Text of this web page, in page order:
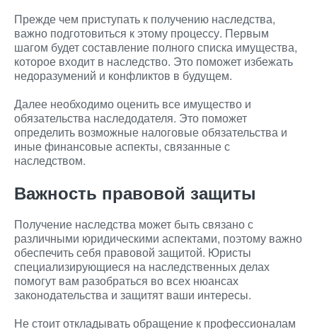
Прежде чем приступать к получению наследства,
важно подготовиться к этому процессу. Первым
шагом будет составление полного списка имущества,
которое входит в наследство. Это поможет избежать
недоразумений и конфликтов в будущем.
Далее необходимо оценить все имущество и
обязательства наследодателя. Это поможет
определить возможные налоговые обязательства и
иные финансовые аспекты, связанные с
наследством.
Важность правовой защиты
Получение наследства может быть связано с
различными юридическими аспектами, поэтому важно
обеспечить себя правовой защитой. Юристы
специализирующиеся на наследственных делах
помогут вам разобраться во всех нюансах
законодательства и защитят ваши интересы.
Не стоит откладывать обращение к профессионалам